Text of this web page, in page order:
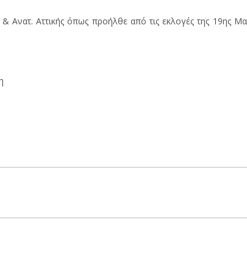
Αττικής όπως προήλθε από τις εκλογές της 19ης